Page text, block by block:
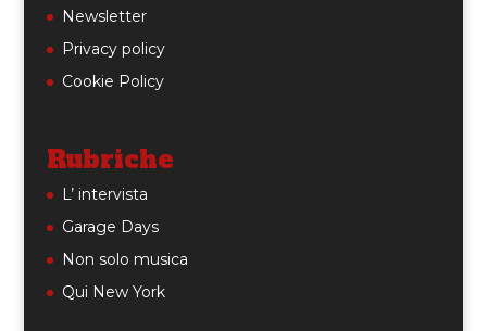
Newsletter
Privacy policy
Cookie Policy
Rubriche
L’ intervista
Garage Days
Non solo musica
Qui New York